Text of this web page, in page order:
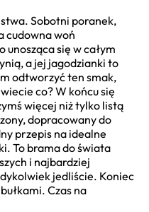
Sobotni poranek,
cudowna woń
się w całym
a jej jagodzianki to
odtworzyć ten smak,
co? W końcu się
więcej niż tylko listą
dopracowany do
przepis na idealne
To brama do świata
i najbardziej
jedliście. Koniec
Czas na